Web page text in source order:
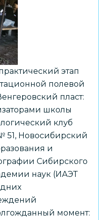
этап
полевой
пласт:
школы
клуб
Новосибирский
и
Сибирского
наук (ИАЭТ
момент: